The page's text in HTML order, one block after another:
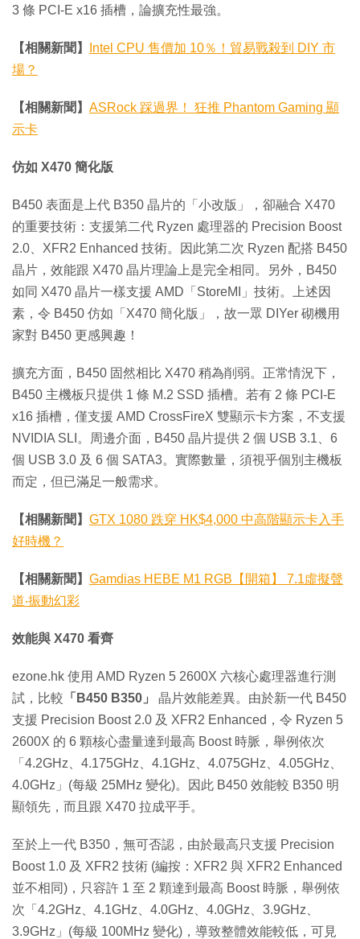
3 條 PCI-E x16 插槽，論擴充性最強。
【相關新聞】
Intel CPU 售價加 10％！貿易戰殺到 DIY 市
場？
【相關新聞】 ASRock 踩過界！ 狂推 Phantom Gaming 顯
示卡
仿如 X470 簡化版
B450 表面是上代 B350 晶片的「小改版」，卻融合 X470
的重要技術：支援第二代 Ryzen 處理器的 Precision Boost
2.0、XFR2 Enhanced 技術。因此第二次 Ryzen 配搭 B450
晶片，效能跟 X470 晶片理論上是完全相同。另外，B450
如同 X470 晶片一樣支援 AMD「StoreMI」技術。上述因
素，令 B450 仿如「X470 簡化版」，故一眾 DIYer 砌機用
家對 B450 更感興趣！
擴充方面，B450 固然相比 X470 稍為削弱。正常情況下，
B450 主機板只提供 1 條 M.2 SSD 插槽。若有 2 條 PCI-E
x16 插槽，僅支援 AMD CrossFireX 雙顯示卡方案，不支援
NVIDIA SLI。周邊介面，B450 晶片提供 2 個 USB 3.1、6
個 USB 3.0 及 6 個 SATA3。實際數量，須視乎個別主機板
而定，但已滿足一般需求。
【相關新聞】 GTX 1080 跌穿 HK$4,000 中高階顯示卡入手
好時機？
【相關新聞】 Gamdias HEBE M1 RGB【開箱】 7.1虛擬聲
道‧振動幻彩
效能與 X470 看齊
ezone.hk 使用 AMD Ryzen 5 2600X 六核心處理器進行測
試，比較 「B450 B350」 晶片效能差異。由於新一代 B450
支援 Precision Boost 2.0 及 XFR2 Enhanced，令 Ryzen 5
2600X 的 6 顆核心盡量達到最高 Boost 時脈，舉例依次
「4.2GHz、4.175GHz、4.1GHz、4.075GHz、4.05GHz、
4.0GHz」(每級 25MHz 變化)。因此 B450 效能較 B350 明
顯領先，而且跟 X470 拉成平手。
至於上一代 B350，無可否認，由於最高只支援 Precision
Boost 1.0 及 XFR2 技術 (編按：XFR2 與 XFR2 Enhanced
並不相同)，只容許 1 至 2 顆達到最高 Boost 時脈，舉例依
次「4.2GHz、4.1GHz、4.0GHz、4.0GHz、3.9GHz、
3.9GHz」(每級 100MHz 變化)，導致整體效能較低，可見